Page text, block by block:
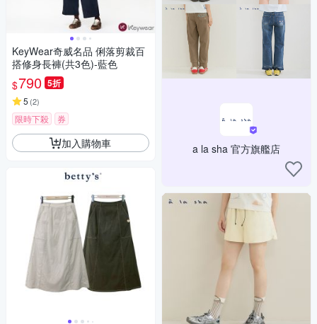
KeyWear奇威名品 俐落剪裁百
搭修身長褲(共3色)-藍色
$790 5折
5 (2)
限時下殺 券
加入購物車 a la sha 官方旗艦店